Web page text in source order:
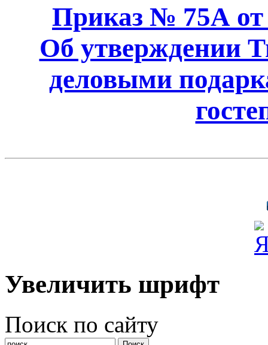
Приказ № 75А от
Об утверждении
деловыми
Увеличить шрифт
Поиск по сайту